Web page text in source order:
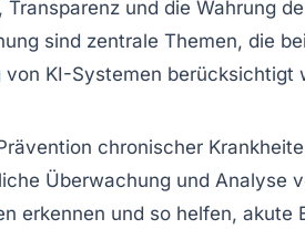
und die Wahrung
sind zentrale Themen, die
von KI-Systemen berücksichtigt
chronischer
Überwachung und Analyse
erkennen und so helfen, akute